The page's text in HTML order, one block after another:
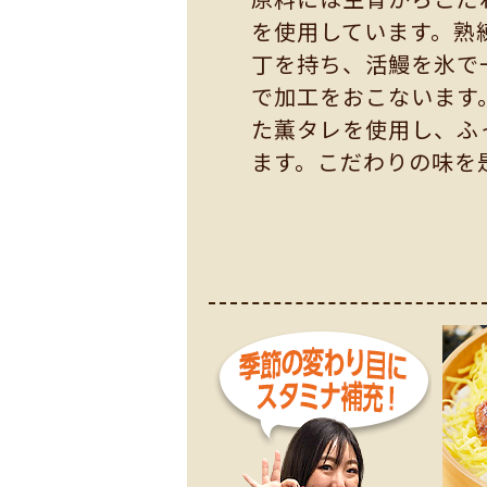
を使用しています。
丁を持ち、活鰻を氷
で加工をおこないま
た薫タレを使用し、
ます。こだわりの味